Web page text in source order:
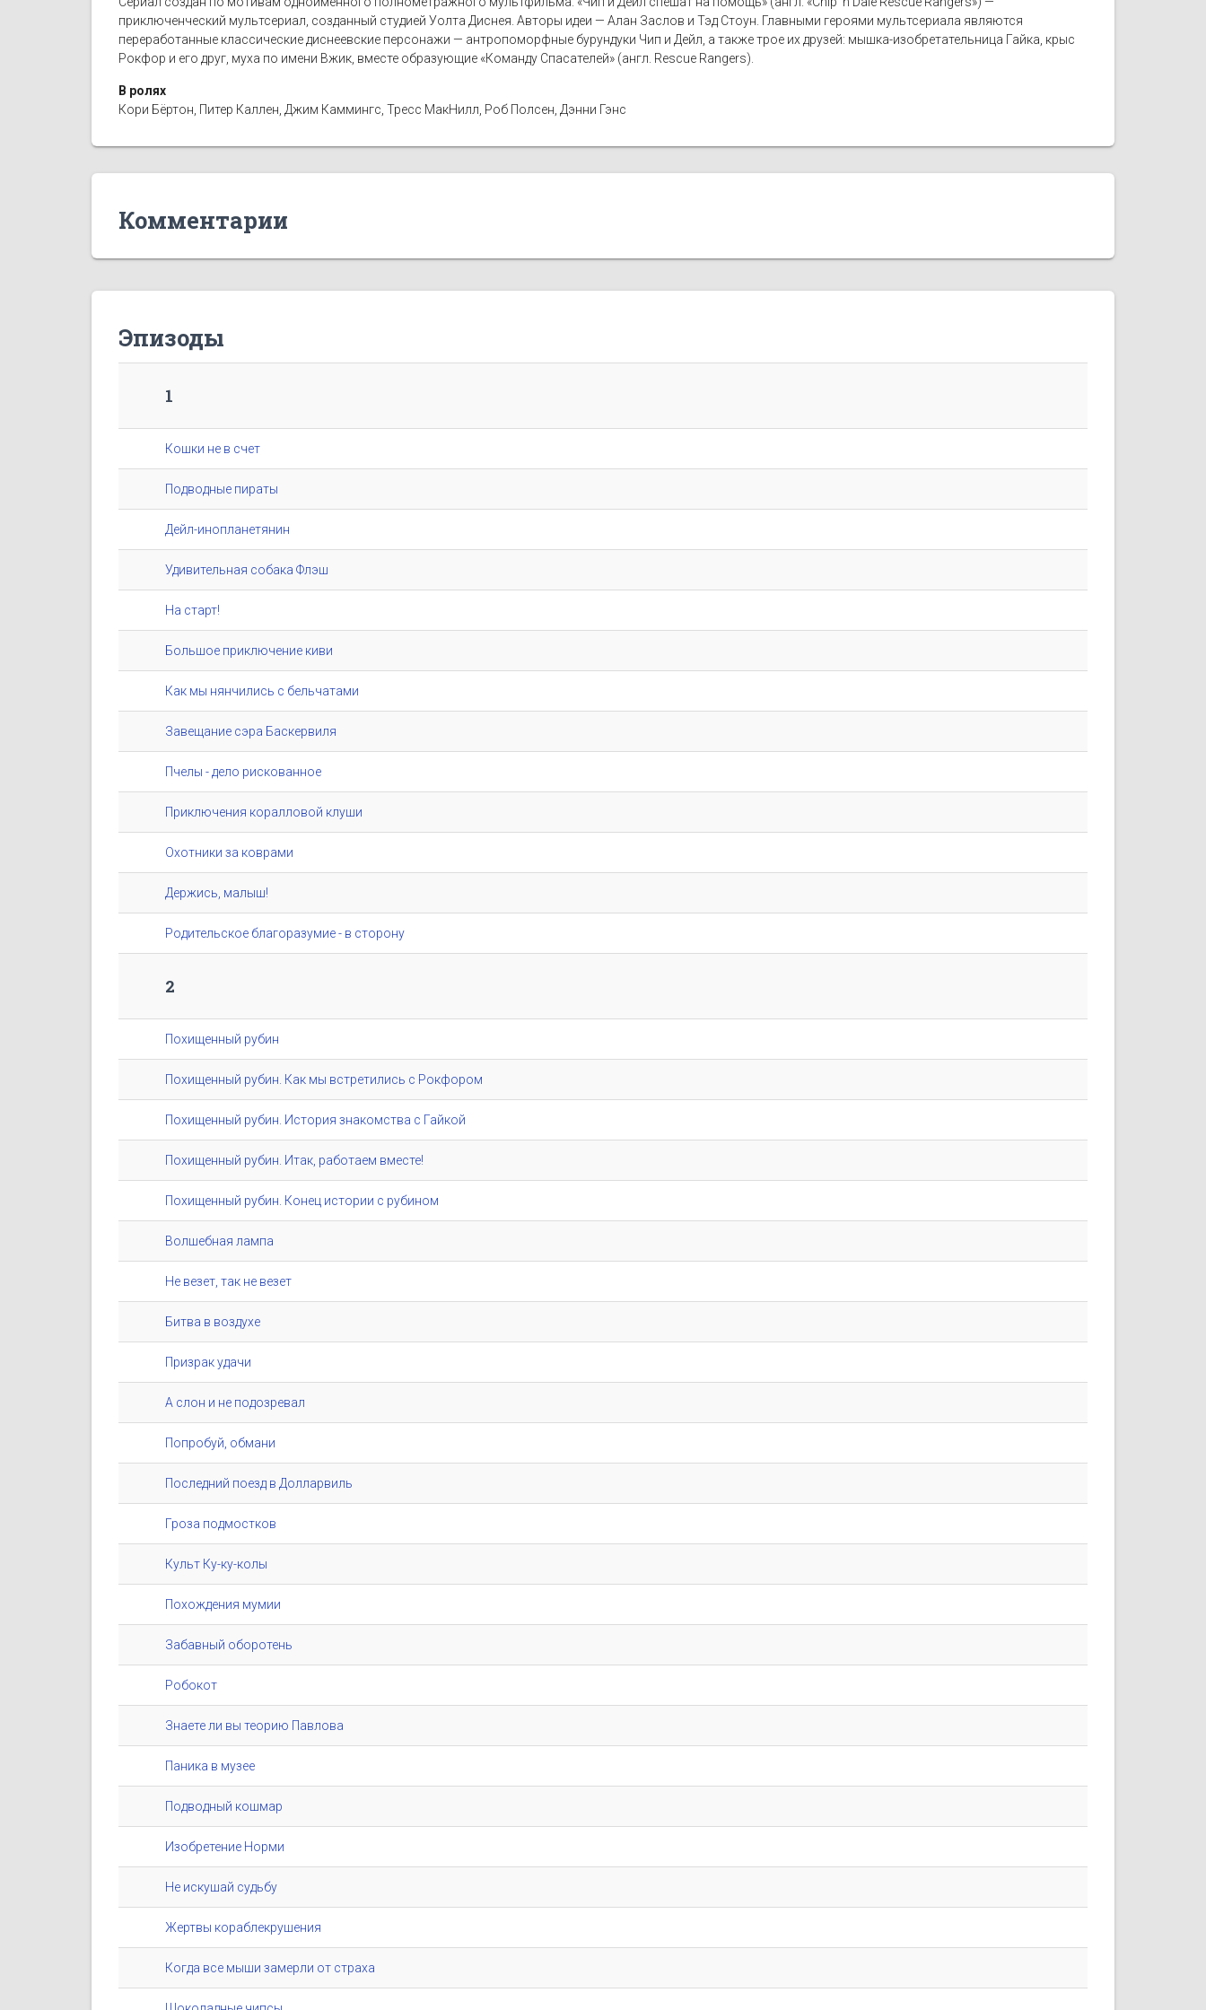
приключенческий мультсериал, созданный студией Уолта Диснея. Авторы идеи — Алан Заслов и Тэд Стоун. Главными героями мультсериала являются
переработанные классические диснеевские персонажи — антропоморфные бурундуки Чип и Дейл, а также трое их друзей: мышка-изобретательница Гайка, крыс
Рокфор и его друг, муха по имени Вжик, вместе образующие «Команду Спасателей» (англ. Rescue Rangers).
В ролях
Кори Бёртон, Питер Каллен, Джим Каммингс, Тресс МакНилл, Роб Полсен, Дэнни Гэнс
Комментарии
Эпизоды
1
Кошки не в счет
Подводные пираты
Дейл-инопланетянин
Удивительная собака Флэш
На старт!
Большое приключение киви
Как мы нянчились с бельчатами
Завещание сэра Баскервиля
Пчелы - дело рискованное
Приключения коралловой клуши
Охотники за коврами
Держись, малыш!
Родительское благоразумие - в сторону
2
Похищенный рубин
Похищенный рубин. Как мы встретились с Рокфором
Похищенный рубин. История знакомства с Гайкой
Похищенный рубин. Итак, работаем вместе!
Похищенный рубин. Конец истории с рубином
Волшебная лампа
Не везет, так не везет
Битва в воздухе
Призрак удачи
А слон и не подозревал
Попробуй, обмани
Последний поезд в Долларвиль
Гроза подмостков
Культ Ку-ку-колы
Похождения мумии
Забавный оборотень
Робокот
Знаете ли вы теорию Павлова
Паника в музее
Подводный кошмар
Изобретение Норми
Не искушай судьбу
Жертвы кораблекрушения
Когда все мыши замерли от страха